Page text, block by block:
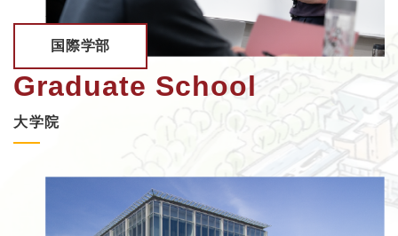
国際学部
Graduate School
大学院